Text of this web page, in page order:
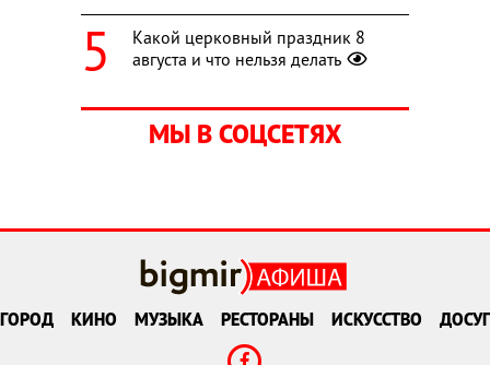
Какой церковный праздник 8
августа и что нельзя делать
МЫ В СОЦСЕТЯХ
ГОРОД КИНО МУЗЫКА РЕСТОРАНЫ ИСКУССТВО ДОСУГ